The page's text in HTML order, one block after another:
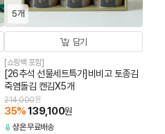
5개
담기
[쇼핑백 포함]
[26추석 선물세트특가]비비고 토종김
죽염돌김 캔김X5개
214,000원
35%139,100원
상온무료배송